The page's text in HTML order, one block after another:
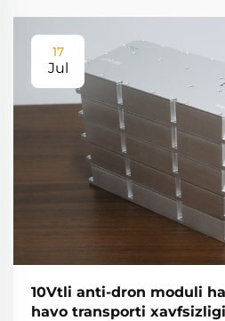
17
Jul
10Vtli anti-dron moduli
havo transporti